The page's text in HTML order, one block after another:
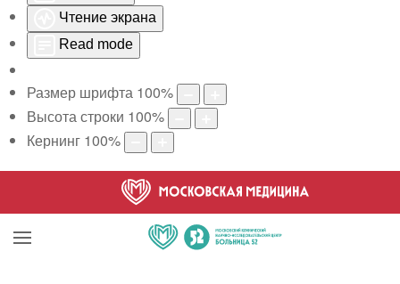
Чтение экрана
Read mode
Размер шрифта 100%
Высота строки 100%
Кернинг 100%